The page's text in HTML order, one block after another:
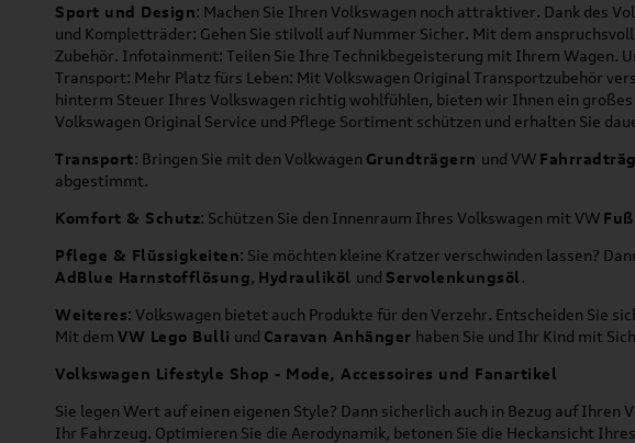
Sport und Design: Machen Sie Ihren Volkswagen noch attraktiver. Dank des
und Kompletträder: Gehen Sie stilvoll auf Nummer Sicher. Mit dem
Zubehör. Infotainment: Teilen Sie Ihre Technikbegeisterung mit Ihrem Wagen.
Transport: Mehr Platz fürs Leben: Mit Volkswagen Original Transportzubehör
hinterm Steuer Ihres Volkswagen richtig wohlfühlen, bieten wir Ihnen ein
Volkswagen Original Service und Pflege Sortiment schützen und erhalten Sie
Transport: Bringen Sie mit den Volkwagen Grundträgern und VW
abgestimmt.
Komfort & Schutz: Schützen Sie den Innenraum Ihres Volkswagen mit VW
Pflege & Flüssigkeiten: Sie möchten kleine Kratzer verschwinden lassen?
AdBlue Harnstofflösung, Hydrauliköl und Servolenkungsöl.
Weiteres: Volkswagen bietet auch Produkte für den Verzehr. Entscheiden Sie
Mit dem VW Lego Bulli und Caravan Anhänger haben Sie und Ihr Kind mit
Volkswagen Lifestyle Shop - Mode, Accessoires und Fanartikel
Sie legen Wert auf einen eigenen Style? Dann sicherlich auch in Bezug auf
Ihr Fahrzeug. Optimieren Sie die Aerodynamik, betonen Sie die Heckansicht